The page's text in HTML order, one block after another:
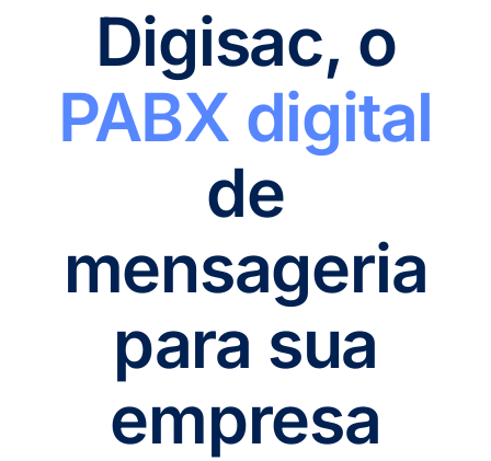
Digisac, o
PABX digital
de
mensageria
para sua
empresa